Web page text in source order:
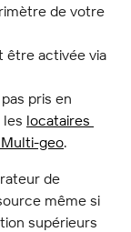
de votre
être activée via
pris en
les locataires
geo.
de
même si
supérieurs